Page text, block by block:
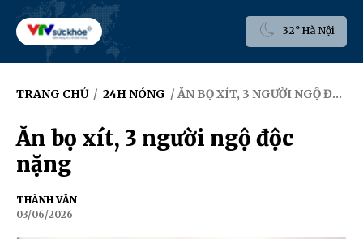
32° Hà Nội
TRANG CHỦ / 24H NÓNG / ĂN BỌ XÍT, 3 NGƯỜI NGỘ ĐỘC NẶNG
Ăn bọ xít, 3 người ngộ độc
nặng
THÀNH VĂN
03/06/2026